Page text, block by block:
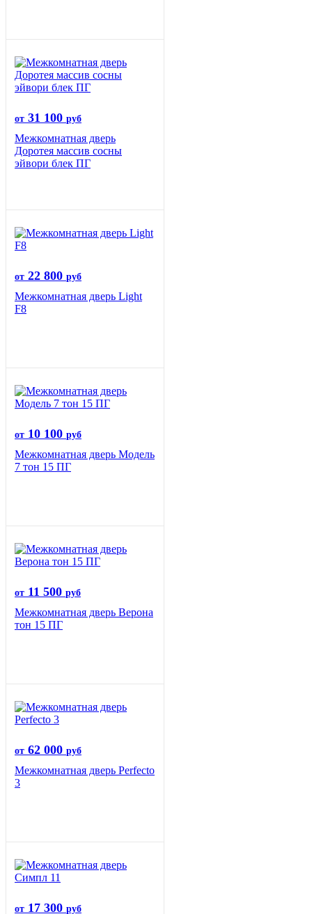
от 31 100 руб
Межкомнатная дверь
Доротея массив сосны
эйвори блек ПГ
от 22 800 руб
Межкомнатная дверь Light
F8
от 10 100 руб
Межкомнатная дверь Модель
7 тон 15 ПГ
от 11 500 руб
Межкомнатная дверь Верона
тон 15 ПГ
от 62 000 руб
Межкомнатная дверь Perfecto
3
от 17 300 руб